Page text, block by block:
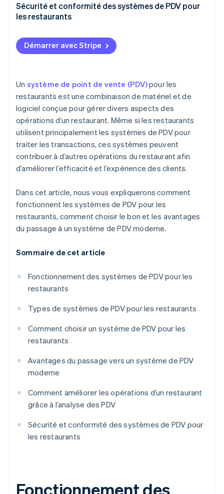
Ingénierie des menus
Gestion du personnel
Ventes et marketing
Efficacité opérationnelle
Sécurité et conformité des systèmes de PDV pour
les restaurants
Norme PCI DSS
Mesures de sécurité courantes
Démarrer avec Stripe
Un système de point de vente (PDV)pour les
restaurants est une combinaison de matériel et de
logiciel conçue pour gérer divers aspects des
opérations d’un restaurant. Même si les restaurants
utilisent principalement les systèmes de PDV pour
traiter les transactions, ces systèmes peuvent
contribuer à d’autres opérations du restaurant afin
d’améliorer l’efficacité et l’expérience des clients.
Dans cet article, nous vous expliquerons comment
fonctionnent les systèmes de PDV pour les
restaurants, comment choisir le bon et les avantages
du passage à un système de PDV moderne.
Sommaire de cet article
Fonctionnement des systèmes de PDV pour les
restaurants
Types de systèmes de PDV pour les restaurants
Comment choisir un système de PDV pour les
restaurants
Avantages du passage vers un système de PDV
moderne
Comment améliorer les opérations d’un restaurant
grâce à l’analyse des PDV
Sécurité et conformité des systèmes de PDV pour
les restaurants
Fonctionnement des